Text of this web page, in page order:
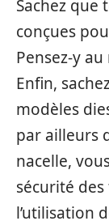
Sachez que
conçues
Pensez-y
Enfin,
modèles
par ailleurs
nacelle,
sécurité
l’utilisation